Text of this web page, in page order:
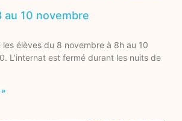
au 10 novembre
élèves du 8 novembre à 8h au 10
L’internat est fermé durant les nuits de